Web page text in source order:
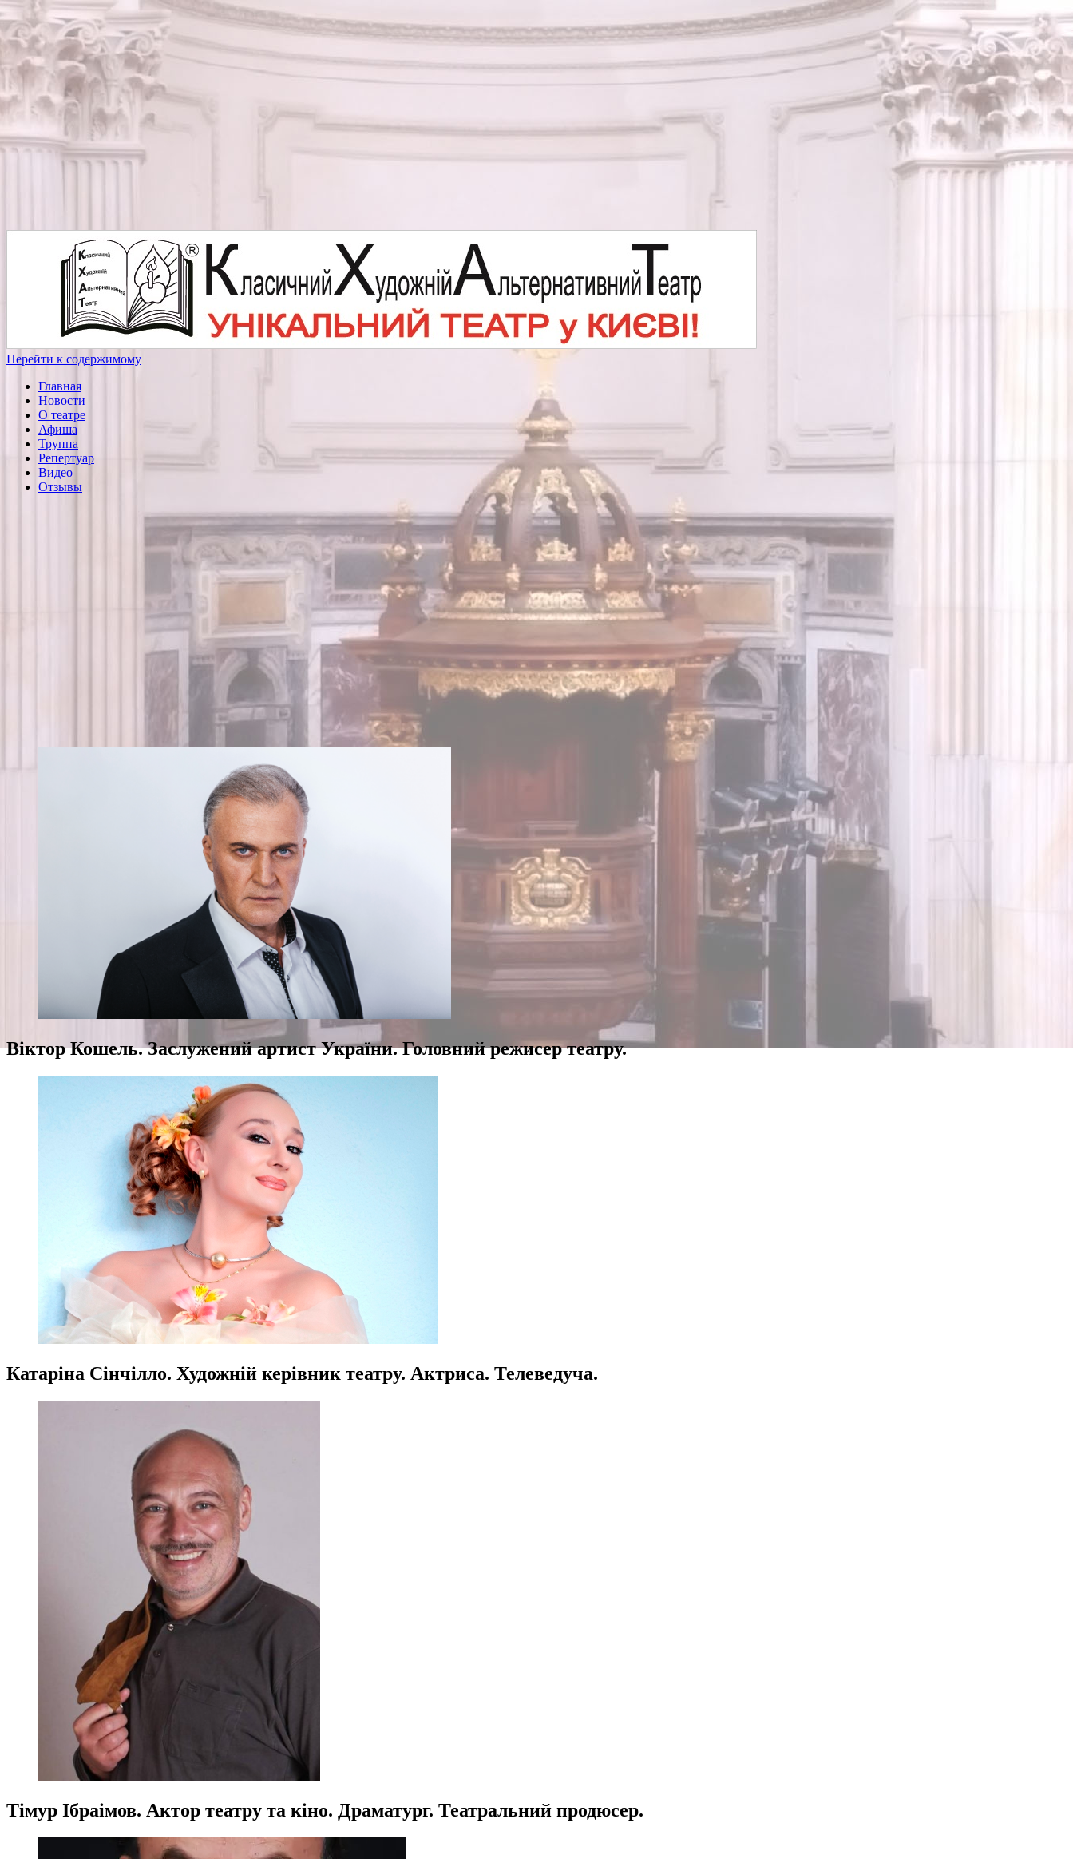
Перейти к содержимому
Главная
Новости
О театре
Афиша
Труппа
Репертуар
Видео
Отзывы
Віктор Кошель. Заслужений артист України. Головний режисер театру.
Катаріна Сінчілло. Художній керівник театру. Актриса. Телеведуча.
Тімур Ібраімов. Актор театру та кіно. Драматург. Театральний продюсер.